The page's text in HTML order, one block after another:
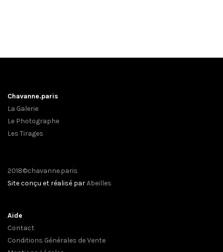
Chavanne.paris
La Galerie
Le Photographe
Les Tirages
2018©chavanne.paris
Site conçu et réalisé parAbeilles
Aide
Contact
Conditions Générales de Vente